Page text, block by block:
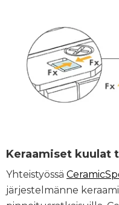
Keraamiset kuulat
Yhteistyössä
järjestelmänne